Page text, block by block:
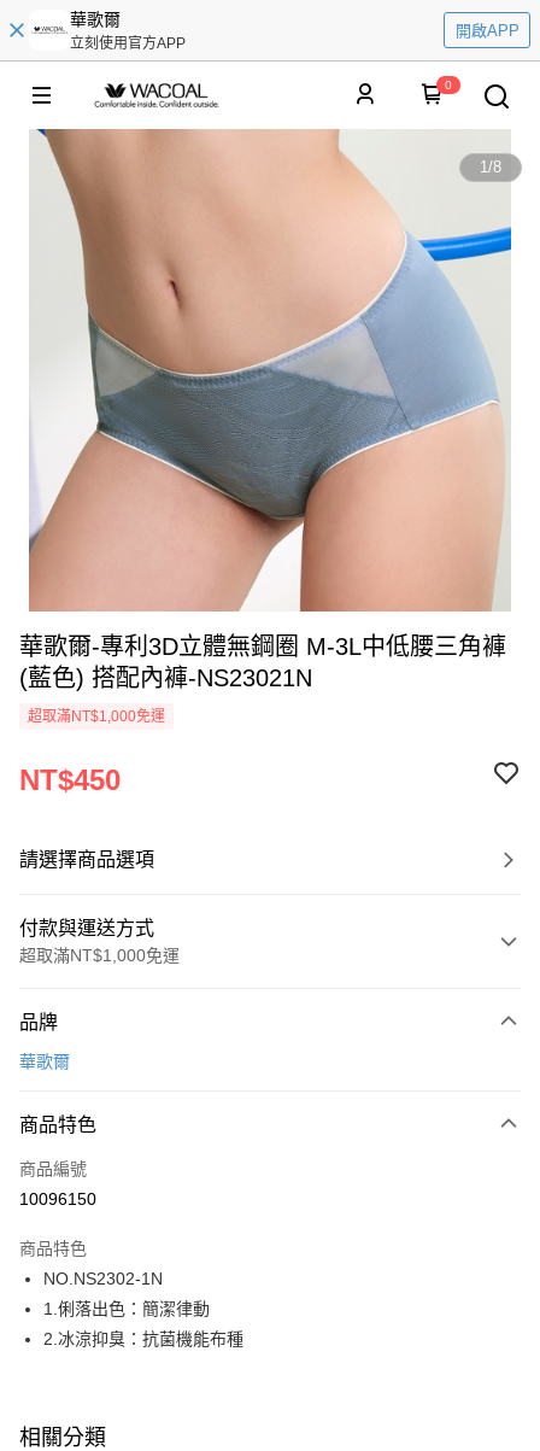
華歌爾
立刻使用官方APP
開啟APP
0
1/8
華歌爾-專利3D立體無鋼圈 M-3L中低腰三角褲
(藍色) 搭配內褲-NS23021N
超取滿NT$1,000免運
NT$450
請選擇商品選項
付款與運送方式
超取滿NT$1,000免運
信用卡一次付款
LINE Pay
街口支付
運送方式
全家取貨付款
每筆NT$80，滿NT$1,000(含以上)免運費
每筆NT$80，滿NT$1,000(含以上)免運費
品牌
華歌爾
商品特色
商品編號
10096150
商品特色
NO.NS2302-1N
1.俐落出色：簡潔律動
2.冰涼抑臭：抗菌機能布種
相關分類